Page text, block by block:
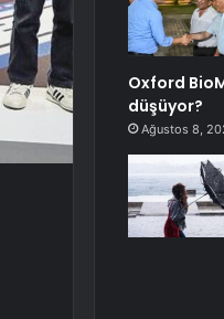
Oxford
düşüyor?
Ağustos 8,